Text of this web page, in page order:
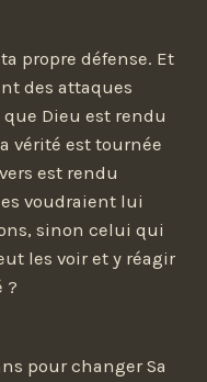
propre défense. Et
des attaques
Dieu est rendu
vérité est tournée
est rendu
voudraient lui
sinon celui qui
les voir et y réagir
?
pour changer Sa